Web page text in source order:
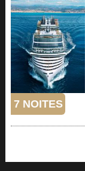
7 NOITES